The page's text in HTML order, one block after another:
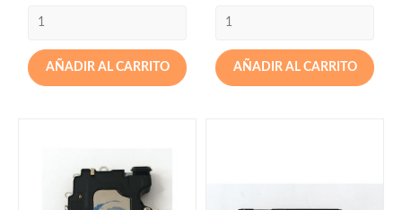
AÑADIR AL CARRITO AÑADIR AL CARRITO